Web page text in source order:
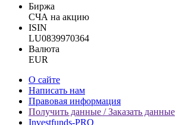
Биржа
СЧА на акцию
ISIN
LU0839970364
Валюта
EUR
О сайте
Написать нам
Правовая информация
Получить данные / Заказать данные
Investfunds-PRO